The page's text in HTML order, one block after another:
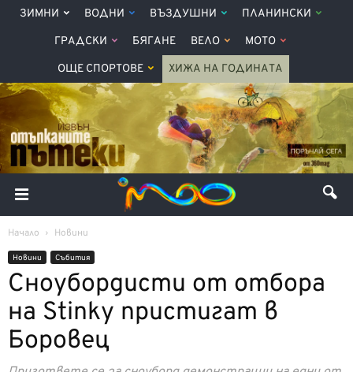
ЗИМНИ ВОДНИ ВЪЗДУШНИ ПЛАНИНСКИ
ГРАДСКИ БЯГАНЕ ВЕЛО МОТО
ОЩЕ СПОРТОВЕ ХИЖА НА ГОДИНАТА
Начало Новини
Новини Събития
Сноубордисти от отбора
на Stinky пристигат в
Боровец